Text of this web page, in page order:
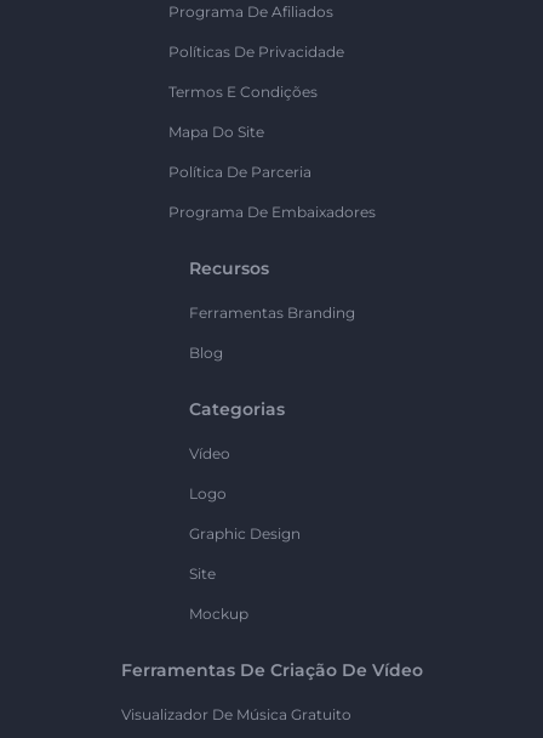
Programa De Afiliados
Políticas De Privacidade
Termos E Condições
Mapa Do Site
Política De Parceria
Programa De Embaixadores
Recursos
Ferramentas Branding
Blog
Categorias
Vídeo
Logo
Graphic Design
Site
Mockup
Ferramentas De Criação De Vídeo
Visualizador De Música Gratuito